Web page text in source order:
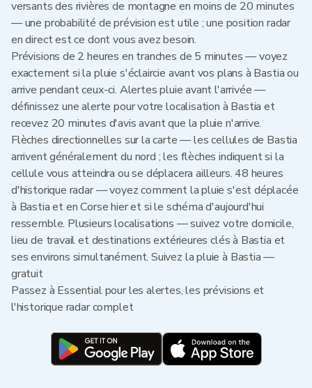
versants des rivières de montagne en moins de 20 minutes
— une probabilité de prévision est utile ; une position radar
en direct est ce dont vous avez besoin.
Prévisions de 2 heures en tranches de 5 minutes — voyez
exactement si la pluie s'éclaircie avant vos plans à Bastia ou
arrive pendant ceux-ci. Alertes pluie avant l'arrivée —
définissez une alerte pour votre localisation à Bastia et
recevez 20 minutes d'avis avant que la pluie n'arrive.
Flèches directionnelles sur la carte — les cellules de Bastia
arrivent généralement du nord ; les flèches indiquent si la
cellule vous atteindra ou se déplacera ailleurs. 48 heures
d'historique radar — voyez comment la pluie s'est déplacée
à Bastia et en Corse hier et si le schéma d'aujourd'hui
ressemble. Plusieurs localisations — suivez votre domicile,
lieu de travail et destinations extérieures clés à Bastia et
ses environs simultanément. Suivez la pluie à Bastia —
gratuit
Passez à Essential pour les alertes, les prévisions et
l'historique radar complet